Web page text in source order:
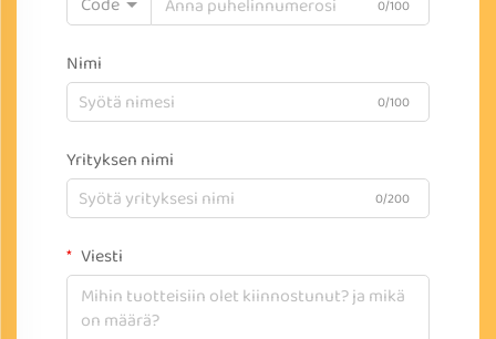
0/100
Nimi
0/100
Yrityksen nimi
0/200
Viesti